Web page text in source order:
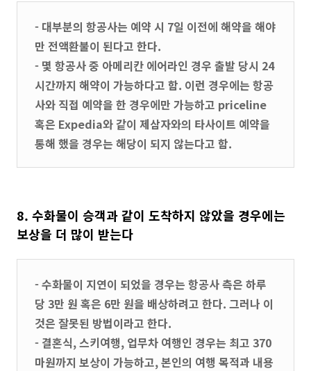
- 대부분의 항공사는 예약 시 7일 이전에 해약을 해야
만 전액환불이 된다고 한다.
- 몇 항공사 중 아메리칸 에어라인 경우 출발 당시 24
시간까지 해약이 가능하다고 함. 이런 경우에는 항공
사와 직접 예약을 한 경우에만 가능하고 priceline
혹은 Expedia와 같이 제삼자와의 타사이트 예약을
통해 했을 경우는 해당이 되지 않는다고 함.
8. 수화물이 승객과 같이 도착하지 않았을 경우에는
보상을 더 많이 받는다
- 수화물이 지연이 되었을 경우는 항공사 측은 하루
당 3만 원 혹은 6만 원을 배상하려고 한다. 그러나 이
것은 잘못된 방법이라고 한다.
- 결혼식, 스키여행, 업무차 여행인 경우는 최고 370
마원까지 보상이 가능하고, 본인의 여행 목적과 내용